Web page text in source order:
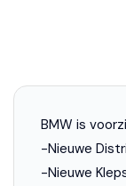
BMW is
-Nieuwe
-Nieuwe